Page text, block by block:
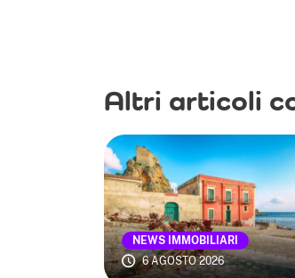
Altri articoli
NEWS IMMOBILIARI
6 AGOSTO 2026